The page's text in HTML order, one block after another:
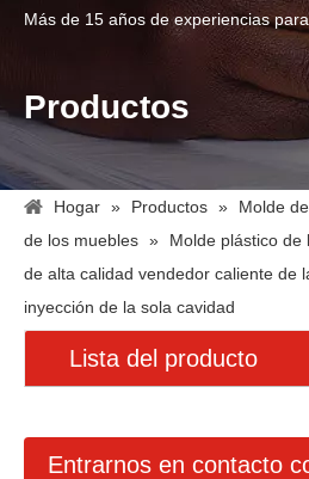
Más de 15 años de experiencias
Productos
Hogar » Productos » Molde
de los muebles » Molde plástico de
de alta calidad vendedor caliente de
inyección de la sola cavidad
Lista del producto
Entrarnos en contacto